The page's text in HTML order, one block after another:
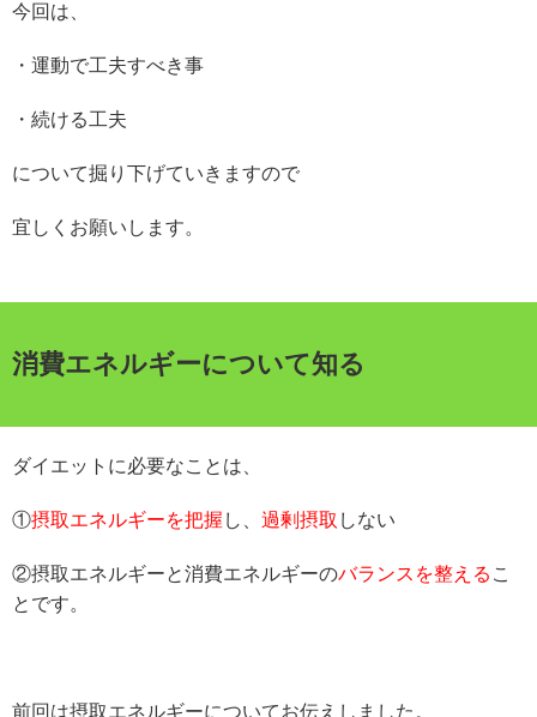
今回は、
・運動で工夫すべき事
・続ける工夫
について掘り下げていきますので
宜しくお願いします。
消費エネルギーについて知る
ダイエットに必要なことは、
①摂取エネルギーを把握 し、 過剰摂取 しない
②摂取エネルギーと消費エネルギーのバランスを整える こ
とです。
前回は摂取エネルギーについてお伝えしました。